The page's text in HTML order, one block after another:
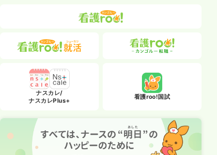
ナスカレ/
ナスカレPlus+
看護roo!国試